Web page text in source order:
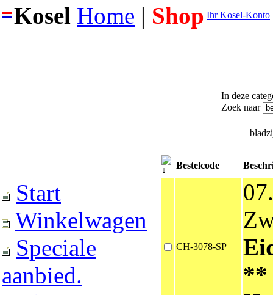
Kosel Home | Shop Ihr Kosel-Konto
Start
Winkelwagen
Speciale
aanbied.
In deze
Zoek naar
Bestelcode
CH-3078-SP
**